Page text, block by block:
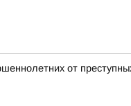
от